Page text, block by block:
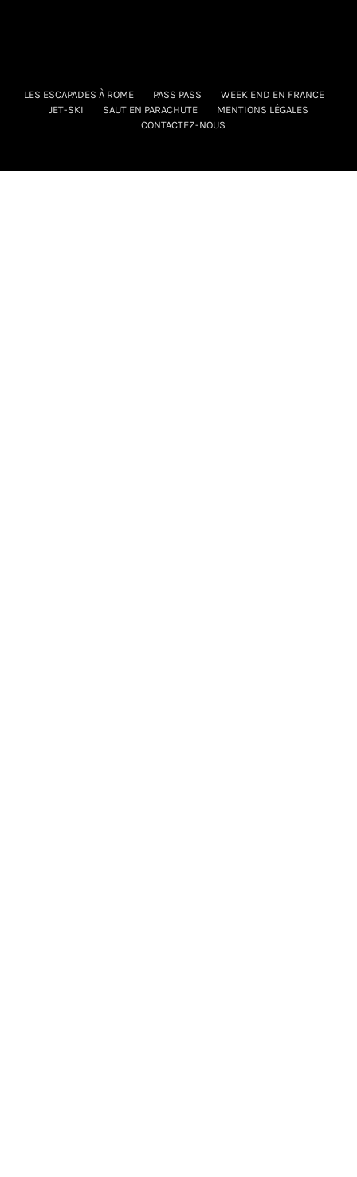
LES ESCAPADES À ROME PASS PASS
WEEK END EN FRANCE
JET-SKI
SAUT EN PARACHUTE
MENTIONS LÉGALES
CONTACTEZ-NOUS